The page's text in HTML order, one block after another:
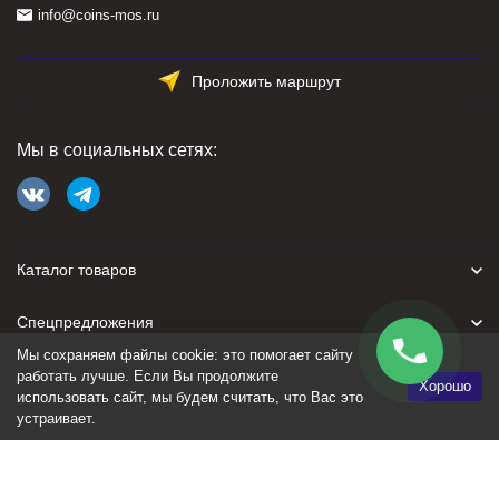
info@coins-mos.ru
Проложить маршрут
Мы в социальных сетях:
Каталог товаров
Спецпредложения
Для покупателя
Политика персональных данных
Мы сохраняем файлы cookie: это помогает сайту
работать лучше. Если Вы продолжите
использовать сайт, мы будем считать, что Вас это
устраивает.
Хорошо